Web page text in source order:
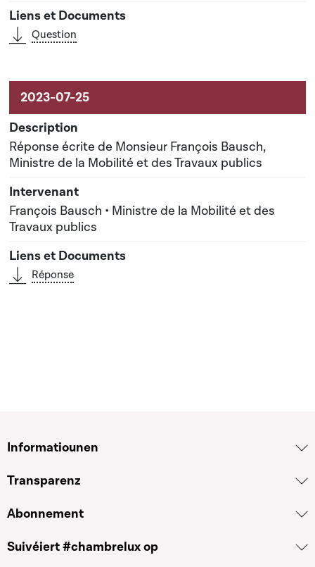
Question
Réponse écrite de Monsieur François Bausch,
Ministre de la Mobilité et des Travaux publics
François Bausch • Ministre de la Mobilité et des
Travaux publics
Réponse
Informatiounen
Transparenz
Abonnement
Suivéiert #chambrelux op